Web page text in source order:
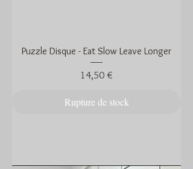
Puzzle Disque - Eat Slow Leave Longer
Prix
14,50 €
Rupture de stock